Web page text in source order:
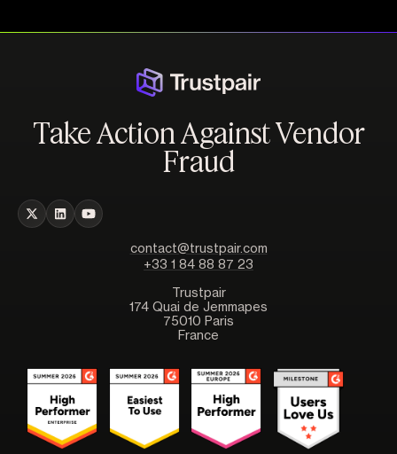
Take Action Against Vendor
Fraud
contact@trustpair.com
+33 1 84 88 87 23
Trustpair
174 Quai de Jemmapes
75010 Paris
France